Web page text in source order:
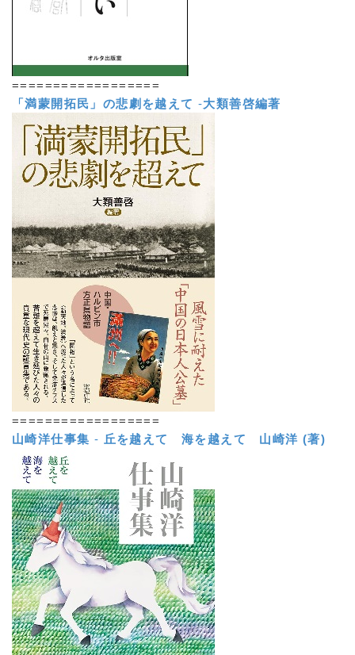
==================
「満蒙開拓民」の悲劇を越えて -大類善啓編著
==================
山崎洋仕事集 - 丘を越えて 海を越えて 山崎洋 (著)